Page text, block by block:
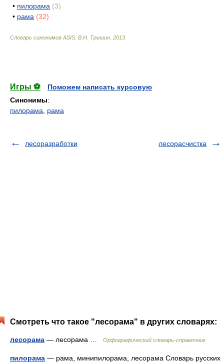
• пилорама (3)
• рама (32)
Словарь синонимов ASIS. В.Н. Тришин 2013
Игры ⚽
Поможем написать курсовую
Синонимы:
пилорама
рама
лесоразработки лесорасчистка
Смотреть что такое "лесорама" в других словарях:
лесорама — лесорама … Орфографический словарь-справочник
пилорама — рама, минипилорама, лесорама Словарь русских